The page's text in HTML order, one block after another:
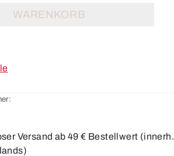
WARENKORB
Versand ab 49 € Bestellwert (innerh.